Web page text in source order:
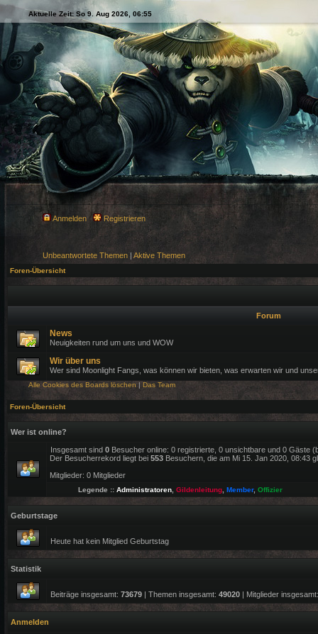
Aktuelle Zeit: So 9. Aug 2026, 06:55
Anmelden Registrieren
Unbeantwortete Themen | Aktive Themen
Foren-Übersicht
Forum
News
Neuigkeiten rund um uns und WOW
Wir über uns
Wer sind Moonlight Fangs, was können wir bieten, was erwarten wir und
Alle Cookies des Boards löschen | Das Team
Foren-Übersicht
Wer ist online?
Insgesamt sind 0 Besucher online: 0 registrierte, 0 unsichtbare und 0 Gäste
Der Besucherrekord liegt bei 553 Besuchern, die am Mi 15. Jan 2020, 08:43
Mitglieder: 0 Mitglieder
Legende :: Administratoren Gildenleitung Member, Offizier
Geburtstage
Heute hat kein Mitglied Geburtstag
Statistik
Beiträge insgesamt: 73679 | Themen insgesamt: 49020 | Mitglieder
Anmelden